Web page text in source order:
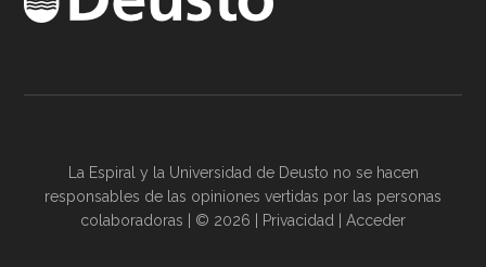
La Espiral y la Universidad de Deusto no se hacen
responsables de las opiniones vertidas por las personas
colaboradoras | © 2026 | Privacidad Acceder